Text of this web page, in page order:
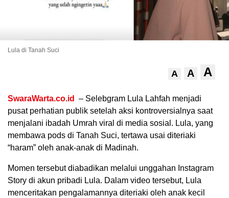
Lula di Tanah Suci
A A A
SwaraWarta.co.id
– Selebgram Lula Lahfah menjadi
pusat perhatian publik setelah aksi kontroversialnya saat
menjalani ibadah Umrah viral di media sosial. Lula, yang
membawa pods di Tanah Suci, tertawa usai diteriaki
“haram” oleh anak-anak di Madinah.
Momen tersebut diabadikan melalui unggahan Instagram
Story di akun pribadi Lula. Dalam video tersebut, Lula
menceritakan pengalamannya diteriaki oleh anak kecil